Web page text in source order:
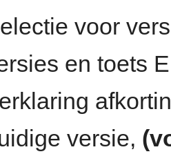
voor
en toets
versie,